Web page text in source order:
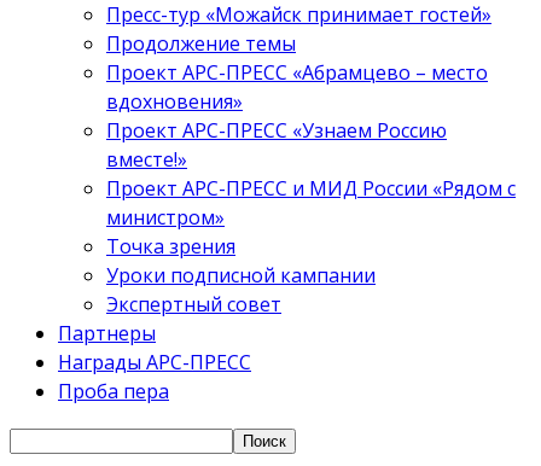
Пресс-тур «Можайск принимает гостей»
Продолжение темы
Проект АРС-ПРЕСС «Абрамцево – место
вдохновения»
Проект АРС-ПРЕСС «Узнаем Россию
вместе!»
Проект АРС-ПРЕСС и МИД России «Рядом с
министром»
Точка зрения
Уроки подписной кампании
Экспертный совет
Партнеры
Награды АРС-ПРЕСС
Проба пера